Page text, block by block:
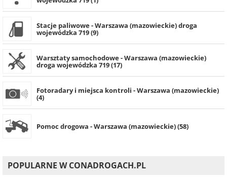
Stacje paliwowe - Warszawa (mazowieckie) droga
wojewódzka 719 (9)
Warsztaty samochodowe - Warszawa (mazowieckie)
droga wojewódzka 719 (17)
Fotoradary i miejsca kontroli - Warszawa (mazowieckie)
(4)
Pomoc drogowa - Warszawa (mazowieckie) (58)
POPULARNE W CONADROGACH.PL